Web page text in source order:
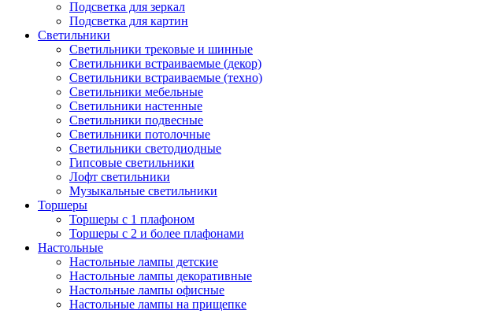
Подсветка для зеркал
Подсветка для картин
Светильники
Светильники трековые и шинные
Светильники встраиваемые (декор)
Светильники встраиваемые (техно)
Светильники мебельные
Светильники настенные
Светильники подвесные
Светильники потолочные
Светильники светодиодные
Гипсовые светильники
Лофт светильники
Музыкальные светильники
Торшеры
Торшеры с 1 плафоном
Торшеры с 2 и более плафонами
Настольные
Настольные лампы детские
Настольные лампы декоративные
Настольные лампы офисные
Настольные лампы на прищепке